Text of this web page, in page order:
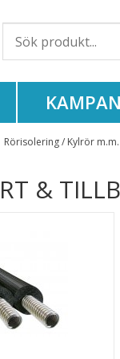
Rörisolering / Kylrör m.m.
&